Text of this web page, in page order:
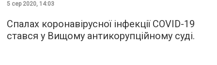
5 сер 2020, 14:03
Спалах коронавірусної інфекції COVID-19
стався у Вищому антикорупційному суді.